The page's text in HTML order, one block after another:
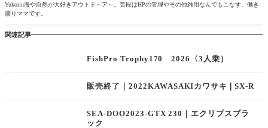
Yukorin海や自然が大好きアウトド～ア～。普段はHPの管理やその他雑用なんでもこなす、働き
盛りママです。
関連記事
FishPro Trophy170 2026〈3人乗）
販売終了｜2022KAWASAKIカワサキ❘SX-R
SEA-DOO2023-GTX 230｜エクリプスブラ
ック